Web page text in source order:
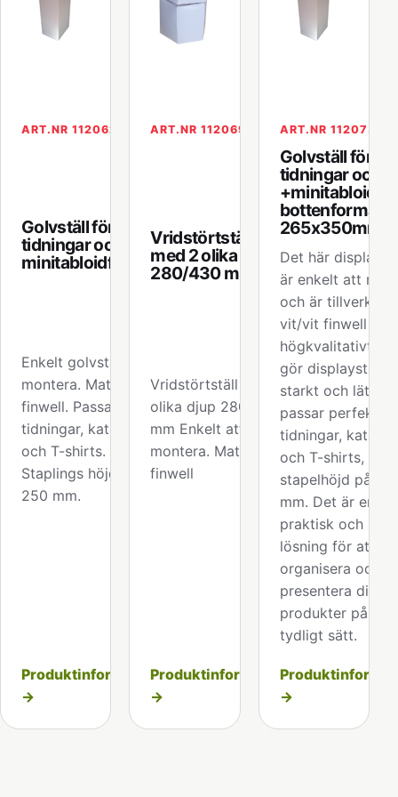
ART.NR 112062
Golvställ för A4
tidningar och
minitabloidformat
Enkelt golvställ att
montera. Material
finwell. Passar för
tidningar, kataloger
och T-shirts.
Staplings höjd ca
250 mm.
Produktinformation
→
ART.NR 112069
Vridstörtställ
med 2 olika djup
280/430 mm
Vridstörtställ med 2
olika djup 280/430
mm Enkelt att
montera. Material
finwell
Produktinformation
→
ART.NR 112073
Golvställ för
tidningar och
bottenformat
265x350mm
Det här
är enkelt att
och är tillverkat
vit/vit finwell av
högkvalitativt,
gör displaystället
starkt och lätt.
passar perfekt
tidningar,
och T-shirts,
stapelhöjd på ca
mm. Det är en
praktisk och
lösning för att
organisera och
presentera dina
produkter på ett
tydligt sätt.
→